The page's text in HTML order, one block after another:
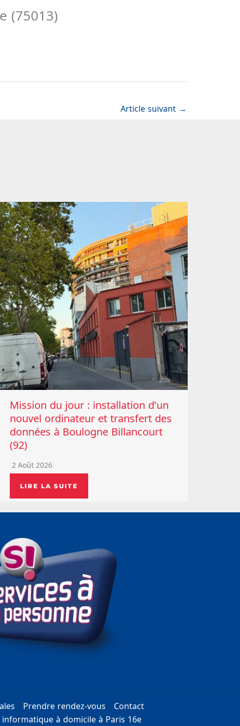
(75013)
Article suivant →
Mission du jour : installation d’un
nouvel ordinateur et transfert des
données à Boulogne Billancourt
(92)
2 Août 2026
LIRE LA SUITE
Prendre rendez-vous
Contact
informatique à domicile à Paris 16e